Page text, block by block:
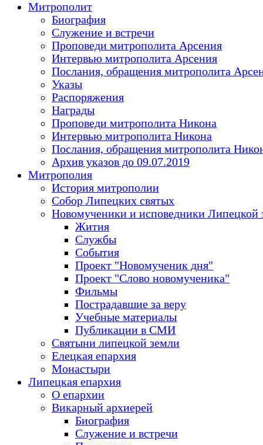
Митрополит
Биография
Служение и встречи
Проповеди митрополита Арсения
Интервью митрополита Арсения
Послания, обращения митрополита
Указы
Распоряжения
Награды
Проповеди митрополита Никона
Интервью митрополита Никона
Послания, обращения митрополита
Архив указов до 09.07.2019
Митрополия
История митрополии
Собор Липецких святых
Новомученики и исповедники Липецкой
Жития
Службы
События
Проект "Новомученик дня"
Проект "Слово новомученика"
Фильмы
Пострадавшие за веру
Учебные материалы
Публикации в СМИ
Святыни липецкой земли
Елецкая епархия
Монастыри
Липецкая епархия
О епархии
Викарный архиерей
Биография
Служение и встречи